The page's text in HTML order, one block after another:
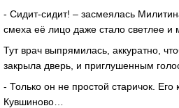
- Сидит-сидит! – засмеялась
смеха её лицо даже стало светлее и
Тут врач выпрямилась, аккуратно,
закрыла дверь, и приглушенным
- Только он не простой старичок. Его
Кувшиново…